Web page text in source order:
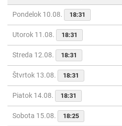
Pondelok 10.08. 18:31
Utorok 11.08. 18:31
Streda 12.08. 18:31
Štvrtok 13.08. 18:31
Piatok 14.08. 18:31
Sobota 15.08. 18:25